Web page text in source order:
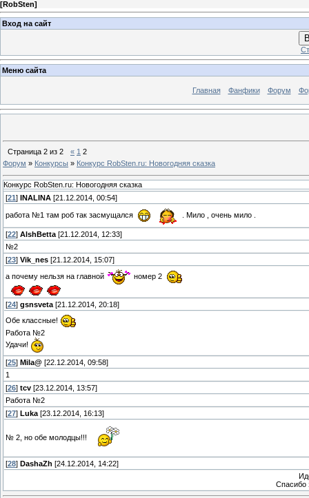
[RobSten]
Вход на сайт
Меню сайта
Главная Фанфики Форум
Страница 2 из 2 « 1 2
Форум » Конкурсы » Конкурс RobSten.ru: Новогодняя сказка
Конкурс RobSten.ru: Новогодняя сказка
[21 ] INALINA [21.12.2014, 00:54]
работа №1 там роб так засмущался . Мило , очень мило .
[22] AlshBetta [21.12.2014, 12:33]
№2
[23] Vik_nes [21.12.2014, 15:07]
а почему нельзя на главной
номер 2
[24] gsnsveta [21.12.2014, 20:18]
Обе классные!
Работа №2
Удачи!
[25] Mila@ [22.12.2014, 09:58]
1
[26] tcv [23.12.2014, 13:57]
Работа №2
[27] Luka [23.12.2014, 16:13]
№ 2, но обе молодцы!!!
[28] DashaZh [24.12.2014, 14:22]
Спасибо